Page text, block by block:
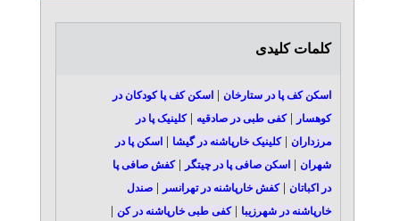
کلمات کلیدی
اسکن کف پا در ستارخان |اسکن کف پا کودکان در
کوهسار
|کفی طبی در صادقیه |کلینیک پا در
مرزداران |کلینیک خارپاشنه در گیشا |اسکن پا در
شهران |اسکن صافی پا در چیتگر |کفش صافی پا
در اکباتان |کفش خارپاشنه در تهرانسر |صندل
خارپاشنه در شهرزیبا
|کفی طبی خارپاشنه در کن